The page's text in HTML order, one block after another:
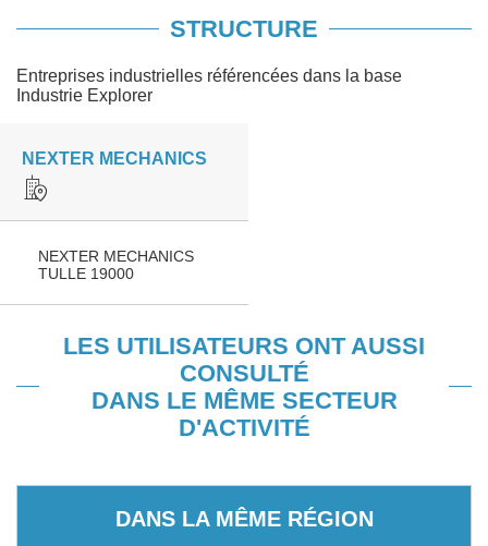
STRUCTURE
Entreprises industrielles référencées dans la base
Industrie Explorer
NEXTER MECHANICS
NEXTER MECHANICS
TULLE 19000
LES UTILISATEURS ONT AUSSI
CONSULTÉ
DANS LE MÊME SECTEUR
D'ACTIVITÉ
DANS LA MÊME RÉGION